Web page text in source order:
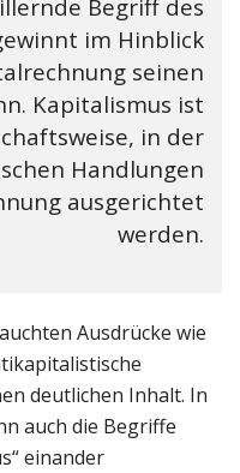
Begriff des
im Hinblick
seinen
Kapitalismus ist
in der
Handlungen
ausgerichtet
werden.
Ausdrücke wie
deutlichen Inhalt. In
auch die Begriffe
einander